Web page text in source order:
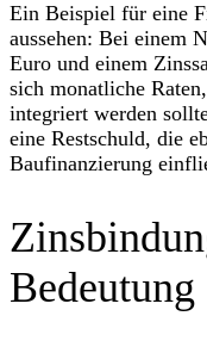
Ein Beispiel für eine
aussehen: Bei einem
Euro und einem
sich monatliche
integriert werden
eine Restschuld, die
Baufinanzierung
Bedeutung